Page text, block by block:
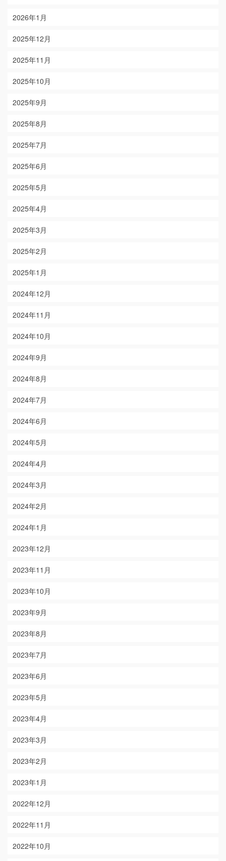
2026年1月
2025年12月
2025年11月
2025年10月
2025年9月
2025年8月
2025年7月
2025年6月
2025年5月
2025年4月
2025年3月
2025年2月
2025年1月
2024年12月
2024年11月
2024年10月
2024年9月
2024年8月
2024年7月
2024年6月
2024年5月
2024年4月
2024年3月
2024年2月
2024年1月
2023年12月
2023年11月
2023年10月
2023年9月
2023年8月
2023年7月
2023年6月
2023年5月
2023年4月
2023年3月
2023年2月
2023年1月
2022年12月
2022年11月
2022年10月